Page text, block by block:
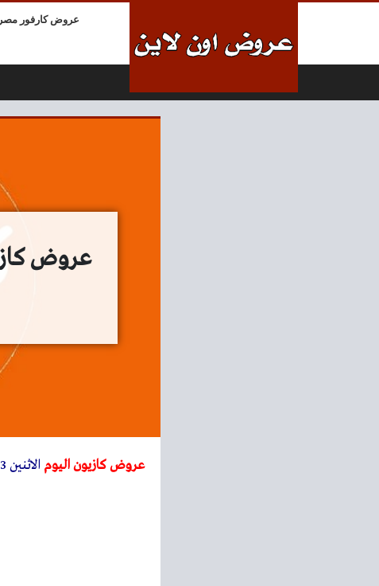
عروض كارفور مصر
عروض كازيون اليوم الاثنين 3 يوليو 2023 افضل العروض بجميع الفروع